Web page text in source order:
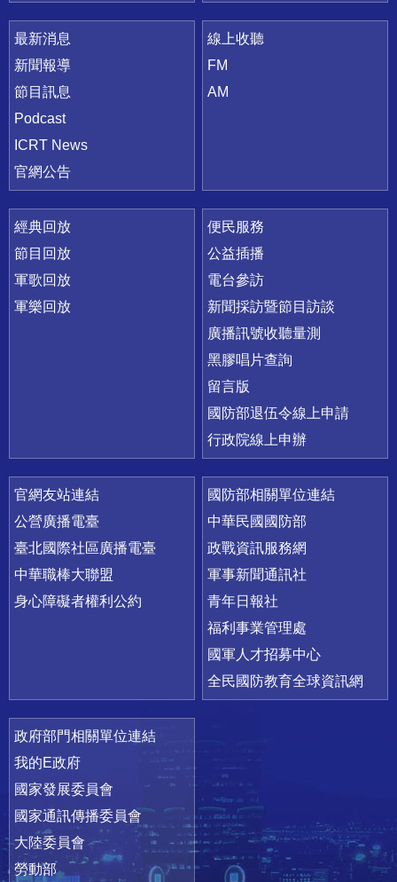
最新消息
新聞報導
節目訊息
Podcast
ICRT News
官網公告
線上收聽
FM
AM
經典回放
節目回放
軍歌回放
軍樂回放
便民服務
公益插播
電台參訪
新聞採訪暨節目訪談
廣播訊號收聽量測
黑膠唱片查詢
留言版
國防部退伍令線上申請
行政院線上申辦
官網友站連結
公營廣播電臺
臺北國際社區廣播電臺
中華職棒大聯盟
身心障礙者權利公約
國防部相關單位連結
中華民國國防部
政戰資訊服務網
軍事新聞通訊社
青年日報社
福利事業管理處
國軍人才招募中心
全民國防教育全球資訊網
政府部門相關單位連結
我的E政府
國家發展委員會
國家通訊傳播委員會
大陸委員會
勞動部